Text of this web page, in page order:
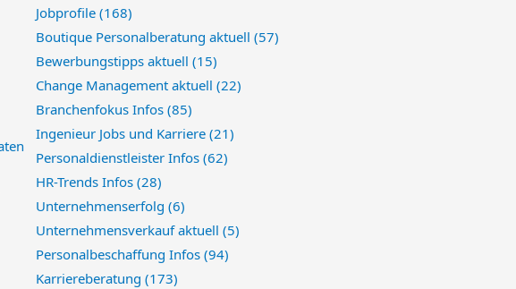
Jobprofile (168)
Boutique Personalberatung aktuell (57)
Bewerbungstipps aktuell (15)
Change Management aktuell (22)
Branchenfokus Infos (85)
Ingenieur Jobs und Karriere (21)
Personaldienstleister Infos (62)
HR-Trends Infos (28)
Unternehmenserfolg (6)
Unternehmensverkauf aktuell (5)
Personalbeschaffung Infos (94)
Karriereberatung (173)